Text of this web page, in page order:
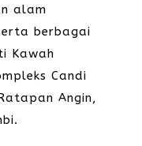
alam
berbagai
Kawah
Candi
Angin,